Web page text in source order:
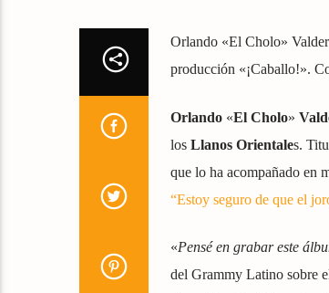
Orlando «El Cholo»
producción «¡Caballo!».
Orlando «El Cholo»
los Llanos Orientales.
que lo ha acompañado en
“Estoy seguro de que el
«Pensé en grabar este
del Grammy Latino sobre